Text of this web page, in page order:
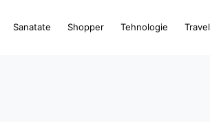
Sanatate Shopper Tehnologie Travel